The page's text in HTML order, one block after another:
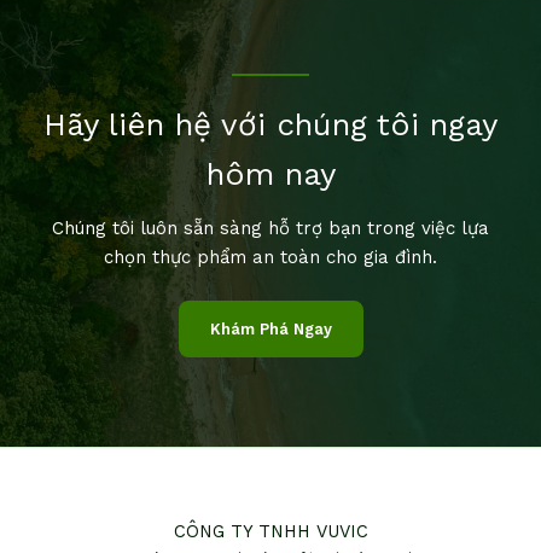
Hãy liên hệ với chúng tôi ngay
hôm nay
Chúng tôi luôn sẵn sàng hỗ trợ bạn trong việc lựa
chọn thực phẩm an toàn cho gia đình.
Khám Phá Ngay
CÔNG TY TNHH VUVIC